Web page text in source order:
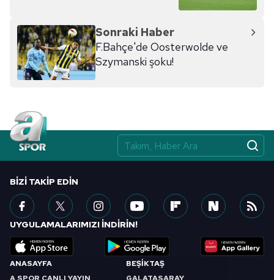
Sonraki Haber
F.Bahçe'de Oosterwolde ve
Szymanski şoku!
ANASAYFA
BEŞİKTAŞ
BIZI TAKIP EDIN
UYGULAMALARIMIZI İNDİRİN!